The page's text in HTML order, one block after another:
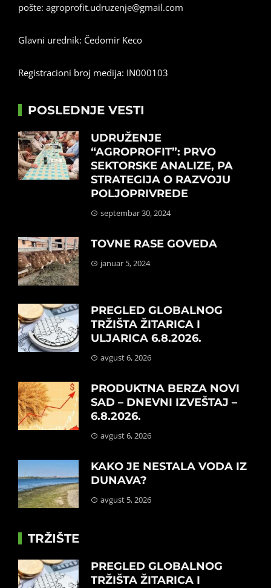
pošte: agroprofit.udruzenje@gmail.com
Glavni urednik: Čedomir Keco
Registracioni broj medija: IN000103
POSLEDNJE VESTI
UDRUŽENJE
“AGROPROFIT”: PRVO
SEKTORSKE ANALIZE, PA
STRATEGIJA O RAZVOJU
POLJOPRIVREDE
septembar 30, 2024
TOVNE RASE GOVEDA
januar 5, 2024
PREGLED GLOBALNOG
TRŽIŠTA ŽITARICA I
ULJARICA 6.8.2026.
avgust 6, 2026
PRODUKTNA BERZA NOVI
SAD – DNEVNI IZVEŠTAJ –
6.8.2026.
avgust 6, 2026
KAKO JE NESTALA VODA IZ
DUNAVA?
avgust 5, 2026
TRŽIŠTE
PREGLED GLOBALNOG
TRŽIŠTA ŽITARICA I